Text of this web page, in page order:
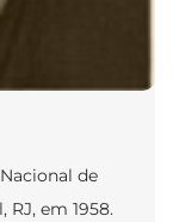
de
em 1958.